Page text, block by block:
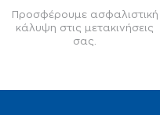
Προσφέρουμε ασφαλιστική
κάλυψη στις μετακινήσεις
σας.